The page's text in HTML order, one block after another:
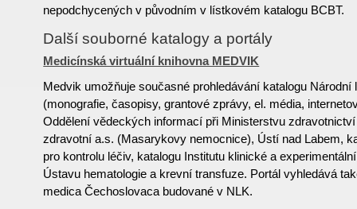
nepodchycených v původním v lístkovém katalogu BCBT.
Další souborné katalogy a portály
Medicínská virtuální knihovna MEDVIK
Medvik umožňuje současné prohledávání katalogu Národní
(monografie, časopisy, grantové zprávy, el. média,
Oddělení vědeckých informací při Ministerstvu
zdravotní a.s. (Masarykovy nemocnice), Ústí nad Labem,
pro kontrolu léčiv, katalogu Institutu klinické a
Ústavu hematologie a krevní transfuze. Portál vyhledává
medica Čechoslovaca budované v NLK.